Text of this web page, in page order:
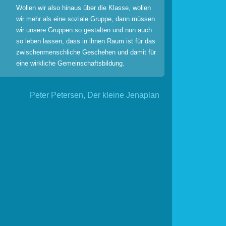
Wollen wir also hinaus über die Klasse, wollen
wir mehr als eine soziale Gruppe, dann müssen
wir unsere Gruppen so gestalten und nun auch
so leben lassen, dass in ihnen Raum ist für das
zwischenmenschliche Geschehen und damit für
eine wirkliche Gemeinschaftsbildung.
Peter Petersen, Der kleine Jenaplan